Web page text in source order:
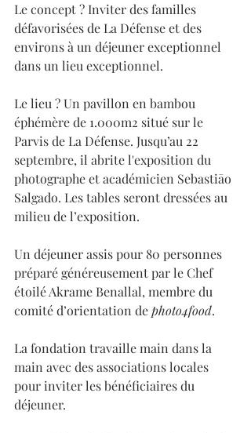
Le concept ? Inviter des familles
défavorisées de La Défense et des
environs à un déjeuner exceptionnel
dans un lieu exceptionnel.
Le lieu ? Un pavillon en bambou
éphémère de 1.000m2 situé sur le
Parvis de La Défense. Jusqu’au 22
septembre, il abrite l'exposition du
photographe et académicien Sebastiāo
Salgado. Les tables seront dressées au
milieu de l’exposition.
Un déjeuner assis pour 80 personnes
préparé généreusement par le Chef
étoilé Akrame Benallal, membre du
comité d’orientation de photo4food.
La fondation travaille main dans la
main avec des associations locales
pour inviter les bénéficiaires du
déjeuner.